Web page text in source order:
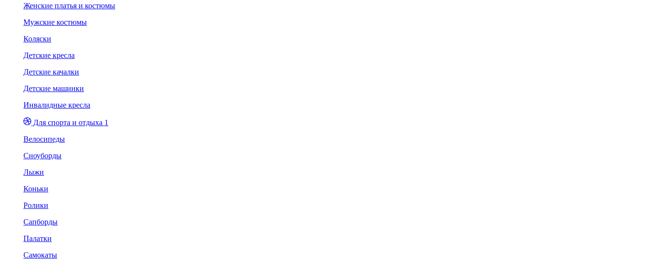
Женские платья и костюмы
Мужские костюмы
Коляски
Детские кресла
Детские качалки
Детские машинки
Инвалидные кресла
Для спорта и отдыха 1
Велосипеды
Сноуборды
Лыжи
Коньки
Ролики
Сапборды
Палатки
Самокаты